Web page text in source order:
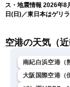
ス・地震情報 2026年8
日(日)／東日本はゲリ
ュースLiVEモーニング
空港の天気（近
南紀白浜空港（
大阪国際空港（